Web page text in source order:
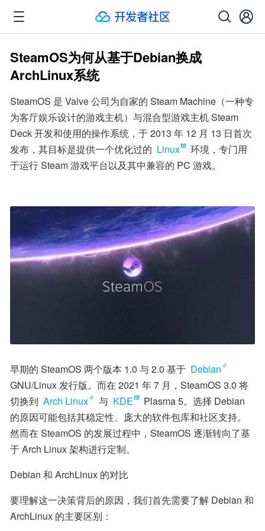
SteamOS为何从基于Debian换成
ArchLinux系统
SteamOS 是 Valve 公司为自家的 Steam Machine（一种专
为客厅娱乐设计的游戏主机）与混合型游戏主机 Steam
Deck 开发和使用的操作系统，于 2013 年 12 月 13 日首次
发布，其目标是提供一个优化过的 Linux
环境，专门用
于运行 Steam 游戏平台以及其中兼容的 PC 游戏。
早期的 SteamOS 两个版本 1.0 与 2.0 基于 Debian
GNU/Linux 发行版。而在 2021 年 7 月，SteamOS 3.0 将
切换到 Arch Linux 与 KDE
Plasma 5。选择 Debian
的原因可能包括其稳定性、庞大的软件包库和社区支持。
然而在 SteamOS 的发展过程中，SteamOS 逐渐转向了基
于 Arch Linux 架构进行定制。
Debian 和 ArchLinux 的对比
要理解这一决策背后的原因，我们首先需要了解 Debian 和
ArchLinux 的主要区别：